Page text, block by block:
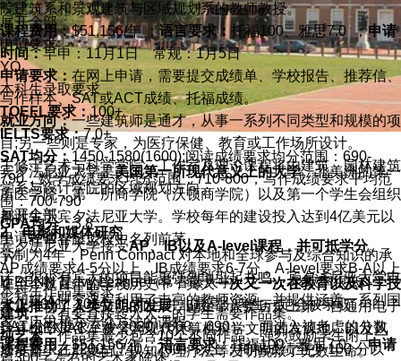
宾夕法尼亚大学是美国第一所现代意义上的大学。北美洲的第一
所医学院，第一所商学院（沃顿商学院）以及第一个学生会组织
都诞生于宾夕法尼亚大学。学校每年的建设投入达到4亿美元以
上，在常春藤盟校中名列前茅。
在至今数百年的学校历史中，宾大一次又一次在教育以及科学技
术上推动了人类文明的发展，诞生了人类历史上第一台通用电子
计算机ENIAC，被誉为现代计算机科学文明的发源地，以及风
疹疫苗、乙肝疫苗、认知心理疗法等发明挽救了无数生命。
院建筑系和景观建筑与区域规划系的教师教授。
课程费用：$51,156/年 ；语言要求：托福100、雅思7.0 ；申请
时间：早申：11月1日 常规：1月5日
申请要求：在网上申请，需要提交成绩单、学校报告、推荐信、
写作样本、SAT或ACT成绩、托福成绩。
就业方向：一些建筑师是通才，从事一系列不同类型和规模的项
目;另一些则是专家，为医疗保健、教育或工作场所设计。
主修于艺术与科学学院，工作室及理论课程将由建筑、园林建筑
学系与设计学院的区域规划方向。
2、电影和媒体研究
学制为4年，Penn Compact 对本地和全球参与及综合知识的承
诺，很少有宾大的项目能更强烈地引起共鸣。宾夕法尼亚大学电
影和媒体研究课程利用了丰富的教师资源，并提供涵盖一系列国
家、历史和方法论方法的课程。
课程费用：$51,156/年 ；语言要求：托福100、雅思7.0 ；申请
展开全部
申请要求
YQ
本科生录取要求
TOEFL要求：100+
IELTS要求：7.0+
SAT均分： 1450-1580(1600);阅读成绩要求均分范围：690-
790，数学成绩要求均分范围：710-800，写作成绩要求平均范
围：700-790
GPA均分：3.8
宾夕法尼亚大学接受AP、IB以及A-level课程，并可抵学分。
AP成绩要求4-5分以上，IB成绩要求6-7分，A-level要求B-A以上
本科生作品集要求
建筑：只有要直接转入大二的学生需要作品集。
纯艺术：作品集最少包含10个不同作品，强烈鼓励学生附上一
篇300字左右的艺术家陈述。
展开全部
申请经验
JY
U PENN 是 Ivy League（常春藤大学）之一，录取率很低
（仅 10%，2014），而且并非最高分考生一定会被录取。
SAT 分数要求至少 2020（660，690），而进入被考虑的分数
通常要求在2200（740，760）以上；托福成绩至少 100 分以